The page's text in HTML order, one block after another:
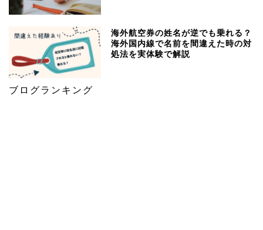
海外航空券の姓名が逆でも乗れる？
海外国内線で名前を間違えた時の対
処法を実体験で解説
ブログランキング